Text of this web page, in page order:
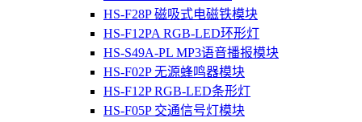
HS-F28P 磁吸式电磁铁模块
HS-F12PA RGB-LED环形灯
HS-S49A-PL MP3语音播报模块
HS-F02P 无源蜂鸣器模块
HS-F12P RGB-LED条形灯
HS-F05P 交通信号灯模块